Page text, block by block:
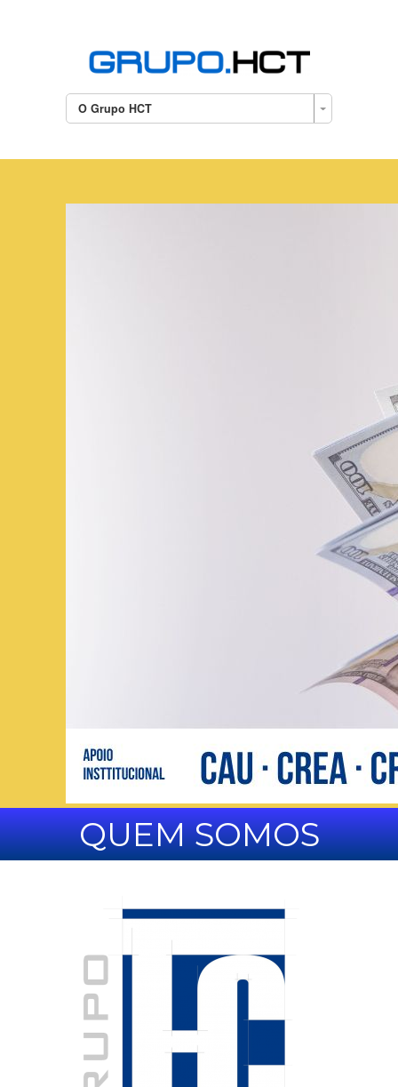
O Grupo HCT
QUEM SOMOS